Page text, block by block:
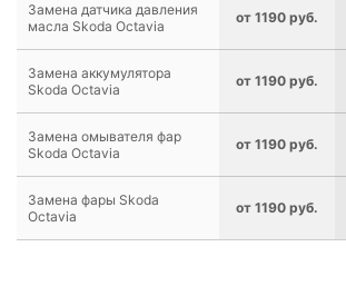
Замена датчика давления
масла Skoda Octavia
от 1190 руб.
Замена аккумулятора
Skoda Octavia
от 1190 руб.
Замена омывателя фар
Skoda Octavia
от 1190 руб.
Замена фары Skoda
Octavia
от 1190 руб.